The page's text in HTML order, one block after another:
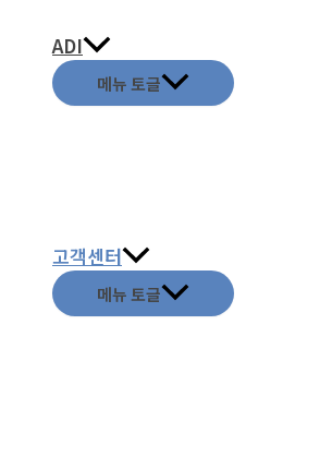
ADI
메뉴 토글
고객센터
메뉴 토글